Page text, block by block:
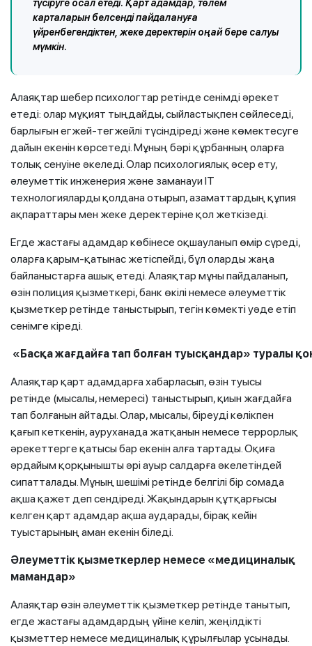
түсіруге осал етеді. Қарт адамдар, төлем
карталарын белсенді пайдалануға
үйренбегендіктен, жеке деректерін оңай бере салуы
мүмкін.
Алаяқтар шебер психологтар ретінде сенімді әрекет
етеді: олар мұқият тыңдайды, сыйластықпен сөйлеседі,
барлығын егжей-тегжейлі түсіндіреді және көмектесуге
дайын екенін көрсетеді. Мұның бәрі құрбанның оларға
толық сенуіне әкеледі. Олар психологиялық әсер ету,
әлеуметтік инженерия және заманауи IT
технологияларды қолдана отырып, азаматтардың құпия
ақпараттары мен жеке деректеріне қол жеткізеді.
Егде жастағы адамдар көбінесе оқшауланып өмір сүреді,
оларға қарым-қатынас жетіспейді, бұл оларды жаңа
байланыстарға ашық етеді. Алаяқтар мұны пайдаланып,
өзін полиция қызметкері, банк өкілі немесе әлеуметтік
қызметкер ретінде таныстырып, тегін көмекті уәде етіп
сенімге кіреді.
« Басқажағдайға тап болған туысқандар» туралы
Алаяқтар қарт адамдарға хабарласып, өзін туысы
ретінде (мысалы, немересі) таныстырып, қиын жағдайға
тап болғанын айтады. Олар, мысалы, біреуді көлікпен
қағып кеткенін, ауруханада жатқанын немесе террорлық
әрекеттерге қатысы бар екенін алға тартады. Оқиға
әрдайым қорқынышты әрі ауыр салдарға әкелетіндей
сипатталады. Мұның шешімі ретінде белгілі бір сомада
ақша қажет деп сендіреді. Жақындарын құтқарғысы
келген қарт адамдар ақша аударады, бірақ кейін
туыстарының аман екенін біледі.
Әлеуметтік қызметкерлер немесе «медициналық
мамандар»
Алаяқтар өзін әлеуметтік қызметкер ретінде танытып,
егде жастағы адамдардың үйіне келіп, жеңілдікті
қызметтер немесе медициналық құрылғылар ұсынады.